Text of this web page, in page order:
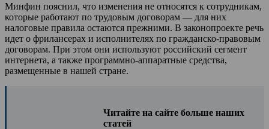
Минфин пояснил, что изменения не относятся к сотрудникам,
которые работают по трудовым договорам — для них
налоговые правила остаются прежними. В законопроекте речь
идет о фрилансерах и исполнителях по гражданско-правовым
договорам. При этом они используют российский сегмент
интернета, а также программно-аппаратные средства,
размещенные в нашей стране.
Читайте на сайте больше наших
статей